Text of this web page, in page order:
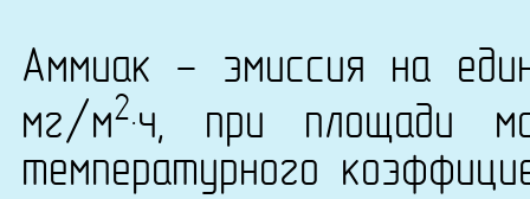
Аммиак - эмиссия на
мг/м2·ч, при площади
температурного